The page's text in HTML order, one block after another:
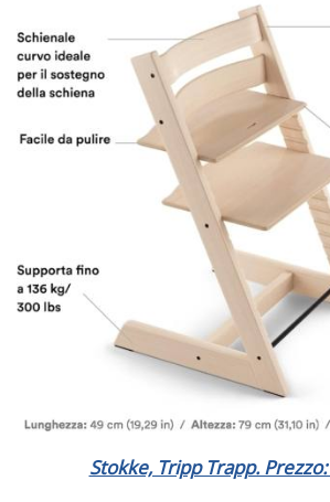
Stokke, Tripp Trapp. Prezzo: